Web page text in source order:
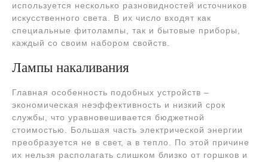
используется несколько разновидностей источников
искусственного света. В их число входят как
специальные фитолампы, так и бытовые приборы,
каждый со своим набором свойств.
Лампы накаливания
Главная особенность подобных устройств –
экономическая неэффективность и низкий срок
службы, что уравновешивается бюджетной
стоимостью. Большая часть электрической энергии
преобразуется не в свет, а в тепло. По этой причине
их нельзя располагать слишком близко от горшков и